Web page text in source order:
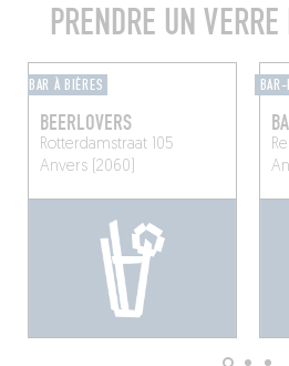
PRENDRE UN
BAR À BIÈRES
BEERLOVERS
Rotterdamstraat 105
Anvers (2060)